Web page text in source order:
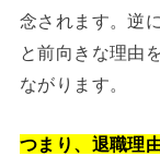
念されます。逆
と前向きな理由
ながります。
つまり、退職理